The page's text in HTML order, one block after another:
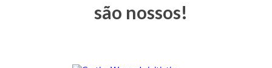
são nossos!